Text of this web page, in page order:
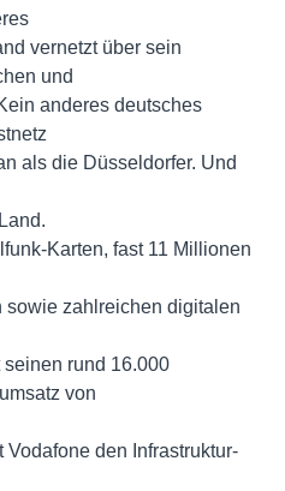
vernetzt über sein
und
anderes deutsches
als die Düsseldorfer. Und
Karten, fast 11 Millionen
zahlreichen digitalen
rund 16.000
von
den Infrastruktur-